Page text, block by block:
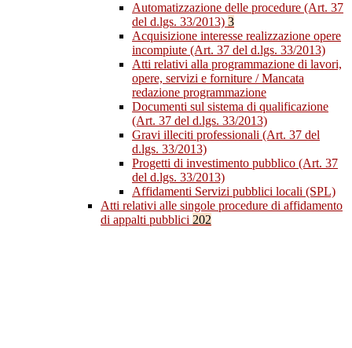
Automatizzazione delle procedure (Art. 37
del d.lgs. 33/2013) 3
Acquisizione interesse realizzazione opere
incompiute (Art. 37 del d.lgs. 33/2013)
Atti relativi alla programmazione di lavori,
opere, servizi e forniture / Mancata
redazione programmazione
Documenti sul sistema di qualificazione
(Art. 37 del d.lgs. 33/2013)
Gravi illeciti professionali (Art. 37 del
d.lgs. 33/2013)
Progetti di investimento pubblico (Art. 37
del d.lgs. 33/2013)
Affidamenti Servizi pubblici locali (SPL)
Atti relativi alle singole procedure di affidamento
di appalti pubblici 202